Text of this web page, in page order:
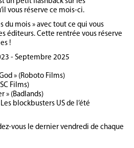
vous réserve ce mois-ci.
du mois » avec tout ce qui vous
éditeurs. Cette rentrée vous réserve
!
- Septembre 2025
» (Roboto Films)
Films)
» (Badlands)
blockbusters US de l’été
vous le dernier vendredi de chaque